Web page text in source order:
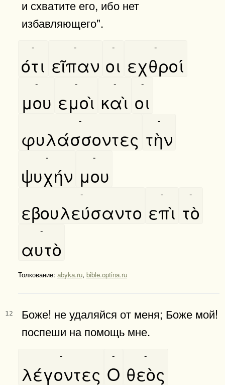
и схватите его, ибо нет
избавляющего".
ότι
-
εῖπαν
-
οι
-
εχθροί
-
μου
-
εμοὶ
-
καὶ
-
οι
-
φυλάσσοντες
-
τὴν
-
ψυχήν
-
μου
-
εβουλεύσαντο
-
επὶ
-
τὸ
-
αυτὸ
-
Толкование: abyka.ru, bible.optina.ru
12
Боже! не удаляйся от меня; Боже мой!
поспеши на помощь мне.
λέγοντες
-
Ο
-
θεὸς
-